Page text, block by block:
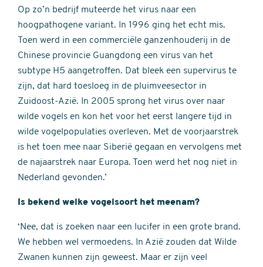
Op zo’n bedrijf muteerde het virus naar een
hoogpathogene variant. In 1996 ging het echt mis.
Toen werd in een commerciële ganzenhouderij in de
Chinese provincie Guangdong een virus van het
subtype H5 aangetroffen. Dat bleek een supervirus te
zijn, dat hard toesloeg in de pluimveesector in
Zuidoost-Azië. In 2005 sprong het virus over naar
wilde vogels en kon het voor het eerst langere tijd in
wilde vogelpopulaties overleven. Met de voorjaarstrek
is het toen mee naar Siberië gegaan en vervolgens met
de najaarstrek naar Europa. Toen werd het nog niet in
Nederland gevonden.’
Is bekend welke vogelsoort het meenam?
‘Nee, dat is zoeken naar een lucifer in een grote brand.
We hebben wel vermoedens. In Azië zouden dat Wilde
Zwanen kunnen zijn geweest. Maar er zijn veel